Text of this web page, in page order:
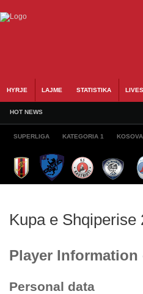
HYRJE LAJME STATISTIKA
HOT NEWS
SUPERLIGA KATEGORIA 1 KOSOVA
Kupa e Shqiperise
Player Information
Personal data